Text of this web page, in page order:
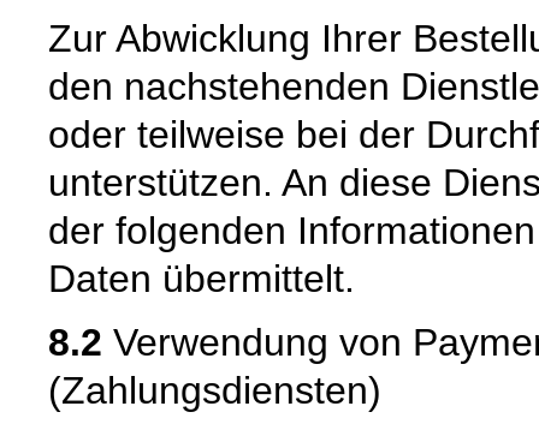
Zur Abwicklung Ihrer
den nachstehenden
oder teilweise bei der
unterstützen. An diese
der folgenden
Daten übermittelt.
8.2 Verwendung von
(Zahlungsdiensten)